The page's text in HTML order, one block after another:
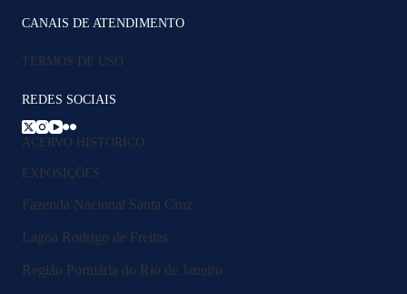
CANAIS DE ATENDIMENTO
TERMOS DE USO
REDES SOCIAIS
ACERVO HISTÓRICO
EXPOSIÇÕES
Fazenda Nacional Santa Cruz
Lagoa Rodrigo de Freitas
Região Portuária do Rio de Janeiro